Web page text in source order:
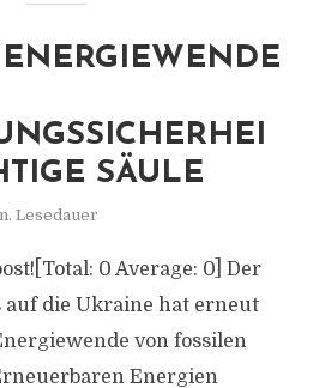
SÄULE
Lesedauer
0 Average: 0] Der
auf die Ukraine hat erneut
von fossilen
Energien